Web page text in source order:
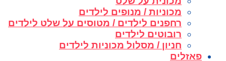
מכוניות / מנופים לילדים
רחפנים לילדים / מטוסים על שלט לילדים
רובוטים לילדים
חניון / מסלול מכוניות לילדים
פאזלים